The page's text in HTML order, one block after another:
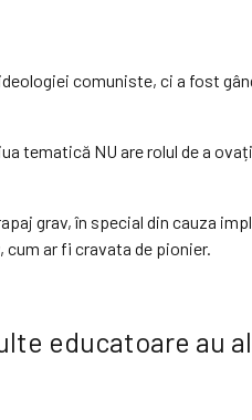
comuniste, ci a fost
tematică NU are rolul de a
grav, în special din cauza
ar fi cravata de pionier.
educatoare au